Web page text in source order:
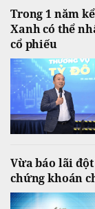
Trong 1 năm
Xanh có thể
cổ phiếu
Vừa báo lãi
chứng khoán